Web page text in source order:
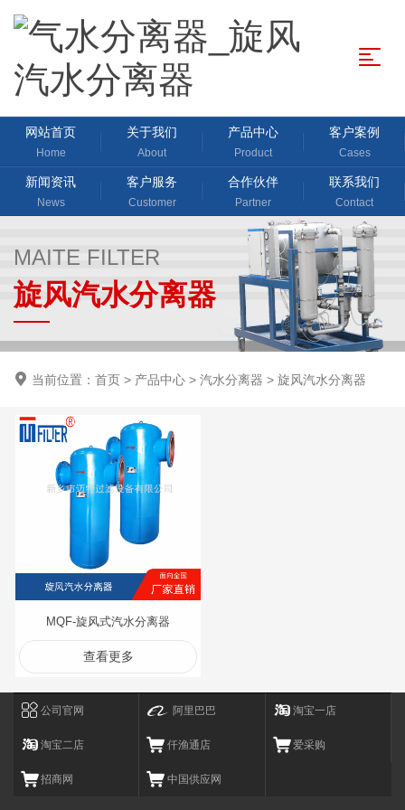
网站首页
Home
关于我们
About
产品中心
Product
客户案例
Cases
新闻资讯
News
客户服务
Customer
合作伙伴
Partner
联系我们
Contact
MAITE FILTER
旋风汽水分离器
当前位置： 首页 > 产品中心 > 汽水分离器 > 旋风汽水分离器
MQF-旋风式汽水分离器
查看更多
公司官网 阿里巴巴 淘宝一店
淘宝二店 仟渔通店 爱采购
招商网 中国供应网